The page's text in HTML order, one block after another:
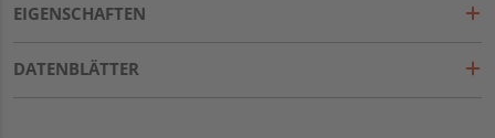
EIGENSCHAFTEN
DATENBLÄTTER